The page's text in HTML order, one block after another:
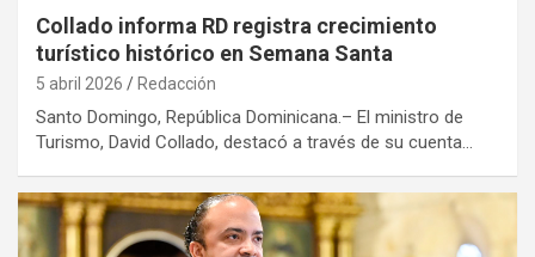
Collado informa RD registra crecimiento
turístico histórico en Semana Santa
5 abril 2026 Redacción
Santo Domingo, República Dominicana.– El ministro de
Turismo, David Collado, destacó a través de su cuenta…